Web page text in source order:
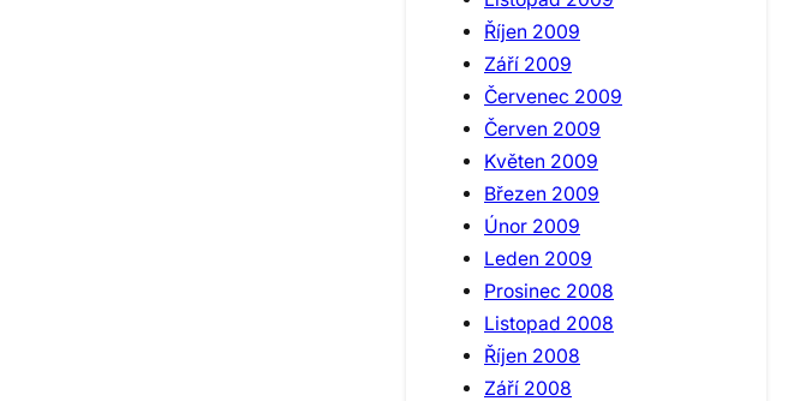
Říjen 2009
Září 2009
Červenec 2009
Červen 2009
Květen 2009
Březen 2009
Únor 2009
Leden 2009
Prosinec 2008
Listopad 2008
Říjen 2008
Září 2008